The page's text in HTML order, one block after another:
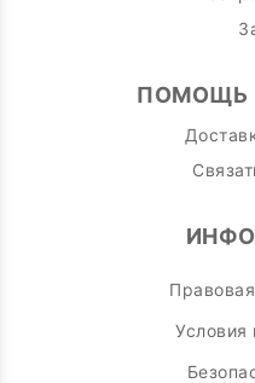
ПОМОЩЬ
Условия